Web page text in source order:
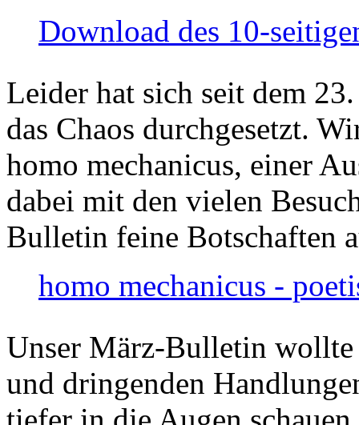
Download des 10-
Leider hat sich seit dem
das Chaos durchgesetzt.
homo mechanicus, einer
dabei mit den vielen
Bulletin feine Botschaften
homo mechanicus -
Unser März-Bulletin
und dringenden